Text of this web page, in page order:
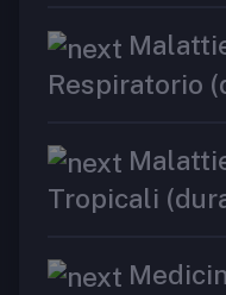
Respiratorio
Tropicali